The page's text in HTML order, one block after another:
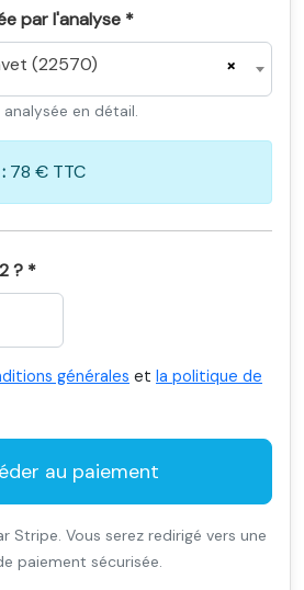
par l'analyse *
×
(22570)
en détail.
78 € TTC
? *
générales et la politique de
au paiement
Stripe. Vous serez redirigé vers une
paiement sécurisée.